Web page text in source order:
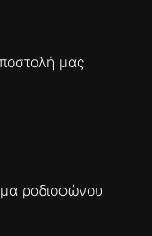
μας
ραδιοφώνου